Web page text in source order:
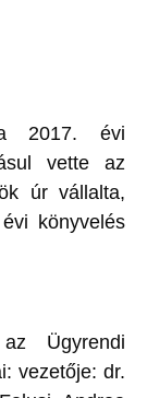
2017. évi
vette az
úr vállalta,
könyvelés
Ügyrendi
vezetője: dr.